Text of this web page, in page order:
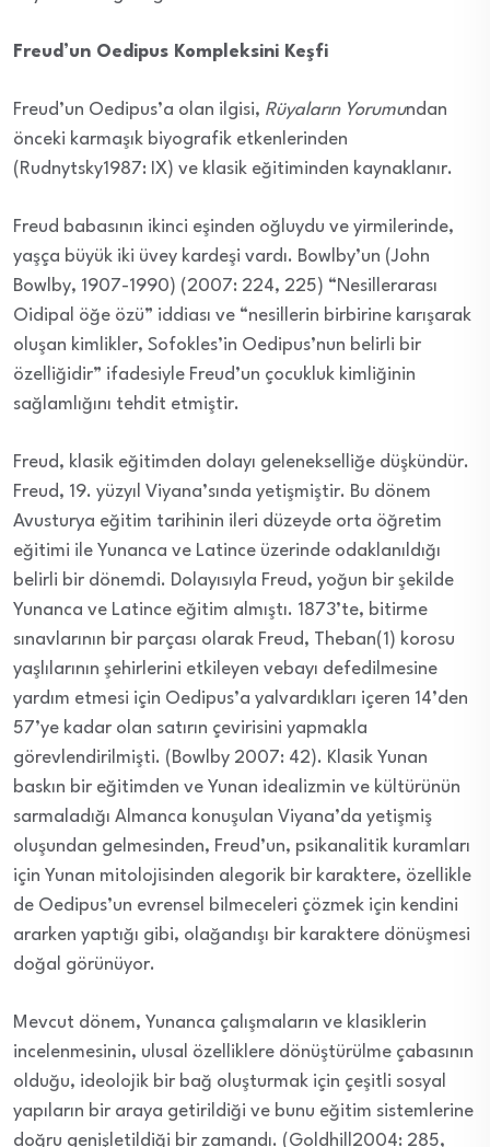
Freud’un Oedipus Kompleksini Keşfi
Freud’un Oedipus’a olan ilgisi, Rüyaların Yorumundan
önceki karmaşık biyografik etkenlerinden
(Rudnytsky1987: IX) ve klasik eğitiminden kaynaklanır.
Freud babasının ikinci eşinden oğluydu ve yirmilerinde,
yaşça büyük iki üvey kardeşi vardı. Bowlby’un (John
Bowlby, 1907-1990) (2007: 224, 225) “Nesillerarası
Oidipal öğe özü” iddiası ve “nesillerin birbirine karışarak
oluşan kimlikler, Sofokles’in Oedipus’nun belirli bir
özelliğidir” ifadesiyle Freud’un çocukluk kimliğinin
sağlamlığını tehdit etmiştir.
Freud, klasik eğitimden dolayı gelenekselliğe düşkündür.
Freud, 19. yüzyıl Viyana’sında yetişmiştir. Bu dönem
Avusturya eğitim tarihinin ileri düzeyde orta öğretim
eğitimi ile Yunanca ve Latince üzerinde odaklanıldığı
belirli bir dönemdi. Dolayısıyla Freud, yoğun bir şekilde
Yunanca ve Latince eğitim almıştı. 1873’te, bitirme
sınavlarının bir parçası olarak Freud, Theban(1) korosu
yaşlılarının şehirlerini etkileyen vebayı defedilmesine
yardım etmesi için Oedipus’a yalvardıkları içeren 14’den
57’ye kadar olan satırın çevirisini yapmakla
görevlendirilmişti. (Bowlby 2007: 42). Klasik Yunan
baskın bir eğitimden ve Yunan idealizmin ve kültürünün
sarmaladığı Almanca konuşulan Viyana’da yetişmiş
oluşundan gelmesinden, Freud’un, psikanalitik kuramları
için Yunan mitolojisinden alegorik bir karaktere, özellikle
de Oedipus’un evrensel bilmeceleri çözmek için kendini
ararken yaptığı gibi, olağandışı bir karaktere dönüşmesi
doğal görünüyor.
Mevcut dönem, Yunanca çalışmaların ve klasiklerin
incelenmesinin, ulusal özelliklere dönüştürülme çabasının
olduğu, ideolojik bir bağ oluşturmak için çeşitli sosyal
yapıların bir araya getirildiği ve bunu eğitim sistemlerine
doğru genişletildiği bir zamandı. (Goldhill2004: 285,